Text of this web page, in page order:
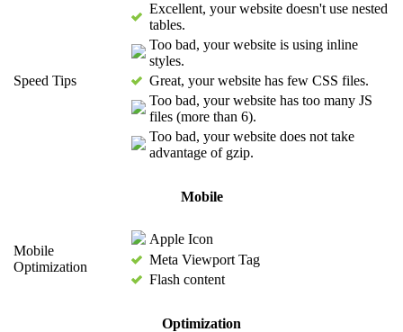
Speed Tips
Excellent, your website doesn't use nested
tables.
Too bad, your website is using inline
styles.
Great, your website has few CSS files.
Too bad, your website has too many JS
files (more than 6).
Too bad, your website does not take
advantage of gzip.
Mobile
Mobile
Optimization
Apple Icon
Meta Viewport Tag
Flash content
Optimization